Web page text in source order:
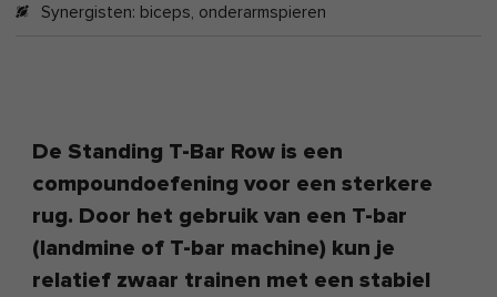
Synergisten: biceps, onderarmspieren
De Standing T-Bar Row is een
compoundoefening voor een sterkere
rug. Door het gebruik van een T-bar
(landmine of T-bar machine) kun je
relatief zwaar trainen met een stabiel